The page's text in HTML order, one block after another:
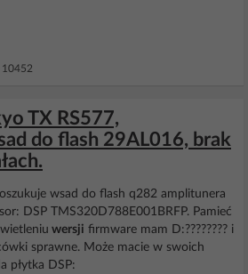
TX RS577,
do flash 29AL016, brak
wsad do flash q282 amplitunera
DSP TMS320D788E001BRFP. Pamieć
wersji firmware mam D:???????? i
sprawne. Może macie w swoich
płytka DSP: